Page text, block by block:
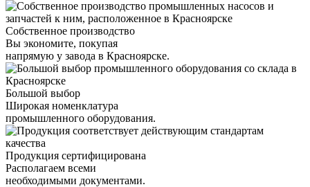
Собственное производство
Вы экономите, покупая
напрямую у завода в Красноярске.
Большой выбор
Широкая номенклатура
промышленного оборудования.
Продукция сертифицирована
Располагаем всеми
необходимыми документами.